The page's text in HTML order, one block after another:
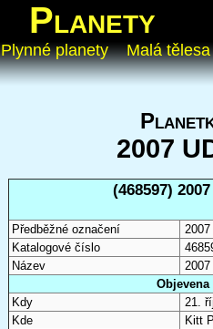
Planety
Plynné planety Malá tělesa
2007
(468597)
Předběžné označení
2007
Katalogové číslo
Název
2007
Objevena
Kdy
21.
Kde
Kitt